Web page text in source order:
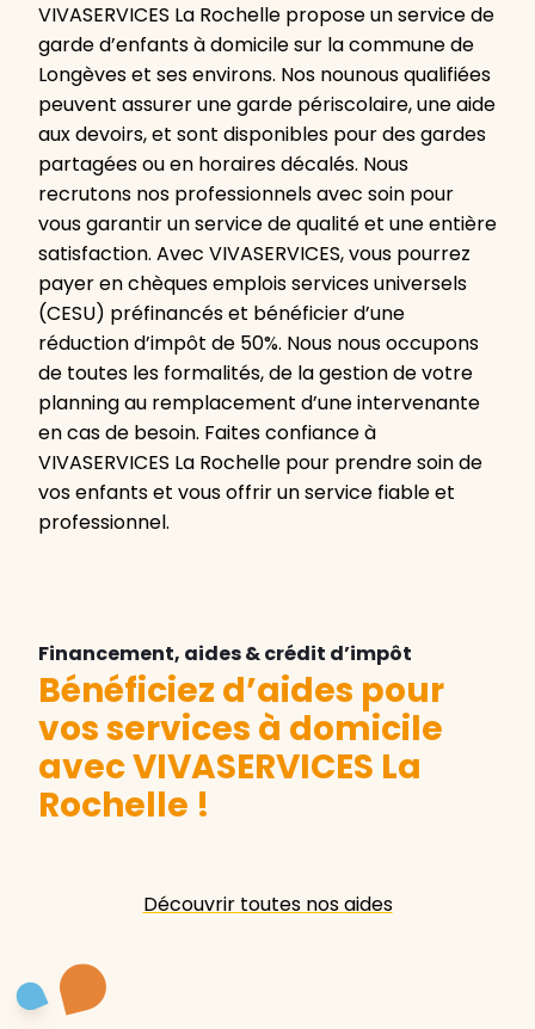
VIVASERVICES La Rochelle propose un service de
garde d’enfants à domicile sur la commune de
Longèves et ses environs. Nos nounous qualifiées
peuvent assurer une garde périscolaire, une aide
aux devoirs, et sont disponibles pour des gardes
partagées ou en horaires décalés. Nous
recrutons nos professionnels avec soin pour
vous garantir un service de qualité et une entière
satisfaction. Avec VIVASERVICES, vous pourrez
payer en chèques emplois services universels
(CESU) préfinancés et bénéficier d’une
réduction d’impôt de 50%. Nous nous occupons
de toutes les formalités, de la gestion de votre
planning au remplacement d’une intervenante
en cas de besoin. Faites confiance à
VIVASERVICES La Rochelle pour prendre soin de
vos enfants et vous offrir un service fiable et
professionnel.
Financement, aides & crédit d’impôt
Bénéficiez d’aides pour
vos services à domicile
avec VIVASERVICES La
Rochelle !
Découvrir toutes nos aides